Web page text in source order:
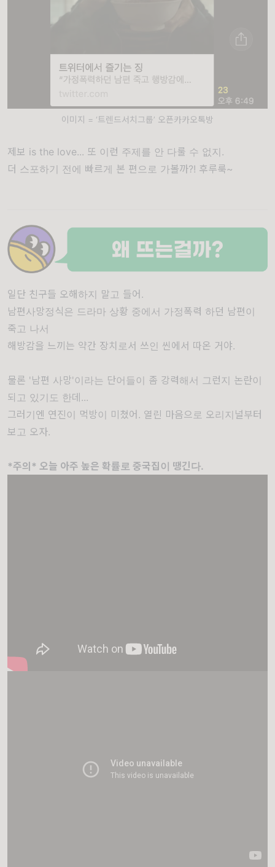
이미지 = ‘트렌드서치그룹’ 오픈카카오톡방
제보 is the love... 또 이런 주제를 안 다룰 수 없지.
더 스포하기 전에 빠르게 본 편으로 가볼까?! 후루룩~
일단 친구들 오해하지 말고 들어.
남편사망정식은 드라마 상황 중에서 가정폭력 하던 남편이
죽고 나서
해방감을 느끼는 약간 장치로서 쓰인 씬에서 따온 거야.
물론 '남편 사망'이라는 단어들이 좀 강력해서 그런지 논란이
되고 있기도 한데...
그러기엔 연진이 먹방이 미쳤어. 열린 마음으로 오리지널부터
보고 오자.
*주의* 오늘 아주 높은 확률로 중국집이 땡긴다.